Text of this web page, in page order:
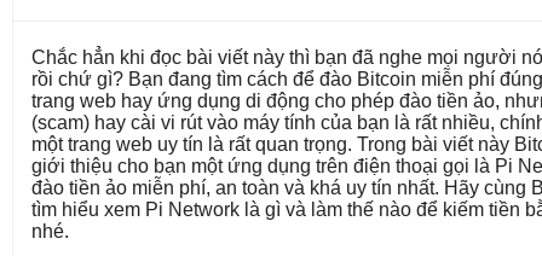
Chắc hẳn khi đọc bài viết này thì bạn đã nghe mọi người
rồi chứ gì? Bạn đang tìm cách để đào Bitcoin miễn phí
trang web hay ứng dụng di động cho phép đào tiền ảo,
(scam) hay cài vi rút vào máy tính của bạn là rất nhiều,
một trang web uy tín là rất quan trọng. Trong bài viết này
giới thiệu cho bạn một ứng dụng trên điện thoại gọi là Pi
đào tiền ảo miễn phí, an toàn và khá uy tín nhất. Hãy cùng
tìm hiểu xem Pi Network là gì và làm thế nào để kiếm tiền
nhé.